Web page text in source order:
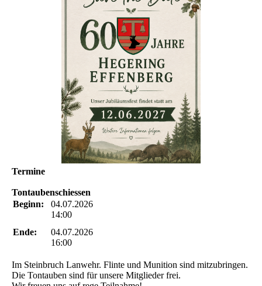
Termine
Tontaubenschiessen
Beginn:
04.07.2026
14:00
Ende:
04.07.2026
16:00
Im Steinbruch Lanwehr. Flinte und Munition sind mitzubringen.
Die Tontauben sind für unsere Mitglieder frei.